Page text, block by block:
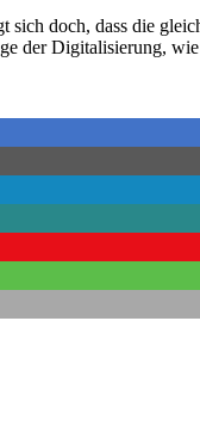
doch, dass die
der Digitalisierung,